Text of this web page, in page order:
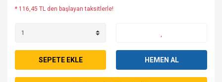
* 116,45 TL den başlayan taksitlerle!
SEPETE EKLE HEMEN AL